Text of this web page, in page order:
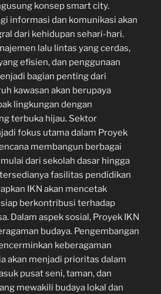
konsep smart city.
informasi dan komunikasi akan
dari kehidupan sehari-hari.
lalu lintas yang cerdas,
efisien, dan penggunaan
bagian penting dari
kawasan akan berupaya
lingkungan dengan
terbuka hijau. Sektor
fokus utama dalam Proyek
membangun berbagai
dari sekolah dasar hingga
fasilitas pendidikan
IKN akan mencetak
berkontribusi terhadap
Dalam aspek sosial, Proyek IKN
budaya. Pengembangan
keberagaman
akan menjadi prioritas dalam
pusat seni, taman, dan
mewakili budaya lokal dan